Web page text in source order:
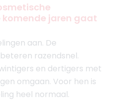
komende jaren gaat
aan. De
razendsnel.
en dertigers met
omgaan. Voor hen is
heel normaal.